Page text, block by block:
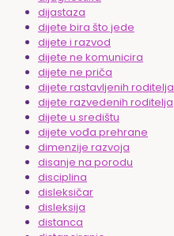
dijastaza
dijete bira što jede
dijete i razvod
dijete ne komunicira
dijete ne priča
dijete rastavljenih roditelja
dijete razvedenih roditelja
dijete u središtu
dijete vođa prehrane
dimenzije razvoja
disanje na porodu
disciplina
disleksičar
disleksija
distanca